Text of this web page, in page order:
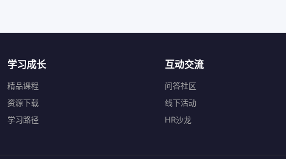
学习成长
精品课程
资源下载
学习路径
互动交流
问答社区
线下活动
HR沙龙